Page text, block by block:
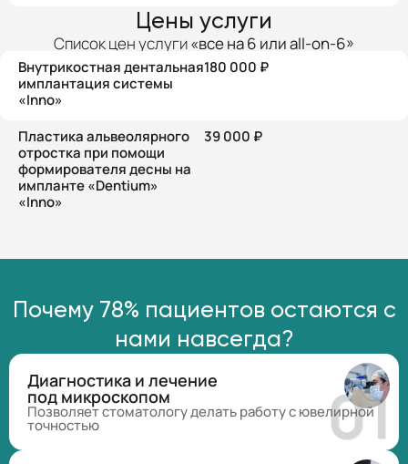
Цены услуги
Список цен услуги«все на 6 или all-on-6»
Внутрикостная дентальная
имплантация системы
«Inno»
180 000 ₽
Пластика альвеолярного
отростка при помощи
формирователя десны на
импланте «Dentium»
«Inno»
39 000 ₽
Почему 78% пациентов остаются с
нами навсегда?
Диагностика и лечение
под микроскопом
Позволяет стоматологу делать работу с ювелирной
точностью